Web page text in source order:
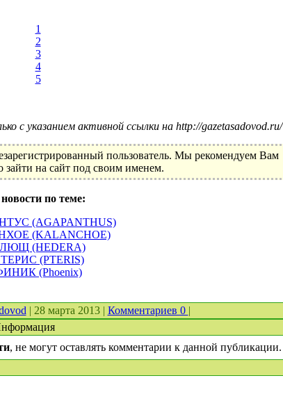
1
2
3
4
5
с указанием активной ссылки на http://gazetasadovod.ru/
пользователь. Мы рекомендуем Вам
зайти на сайт под своим именем.
по теме:
(AGAPANTHUS)
(KALANCHOE)
(HEDERA)
(PTERIS)
(Phoenix)
| 28 марта 2013 | Комментариев 0 |
, не могут оставлять комментарии к данной публикации.